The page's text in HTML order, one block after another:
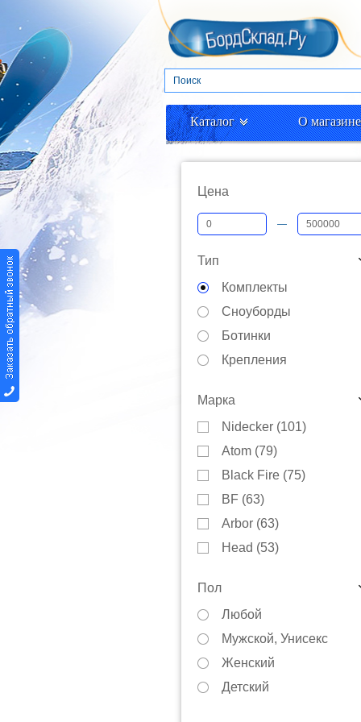
Каталог О магазине
Цена
—
Тип
Комплекты
Сноуборды
Ботинки
Крепления
Варежки
Защита
Инструменты
Куртки
Коньки
Маски
Носки
Смазки
Чехлы
Марка
Nidecker (101)
Atom (79)
Black Fire (75)
BF (63)
Arbor (63)
Head (53)
DC (13
Terro (13)
Luckyboo (
YES (10
Пол
Любой
Мужской, Унисекс
Женский
Детский